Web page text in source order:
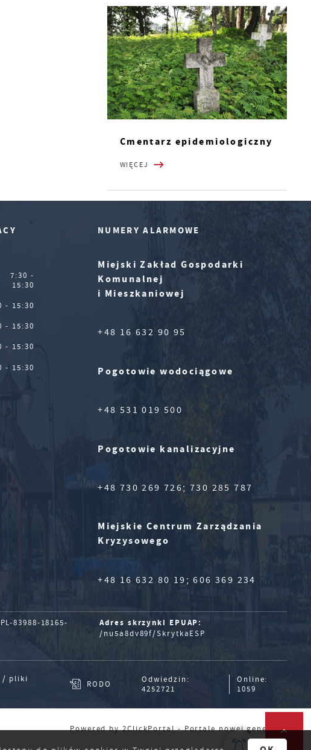
Cmentarz epidemiologiczny
WIĘCEJ
7:30 -
15:30
- 15:30
- 15:30
- 15:30
- 15:30
NUMERY ALARMOWE
Miejski Zakład Gospodarki
Komunalnej
i Mieszkaniowej
+48 16 632 90 95
Pogotowie wodociągowe
+48 531 019 500
Pogotowie kanalizacyjne
+48 730 269 726; 730 285 787
Miejskie Centrum Zarządzania
Kryzysowego
+48 16 632 80 19; 606 369 234
83988-18165-
Adres skrzynki EPUAP:
/nu5a8dv89f/SkrytkaESP
/ pliki
RODO
Odwiedzin:
4252721
Online:
1059
Powered by2ClickPortal- Portale nowej generacji